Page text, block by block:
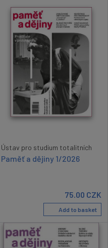
Ústav pro studium totalitních
Paměť a dějiny 1/2026
75.00 CZK
Add to basket